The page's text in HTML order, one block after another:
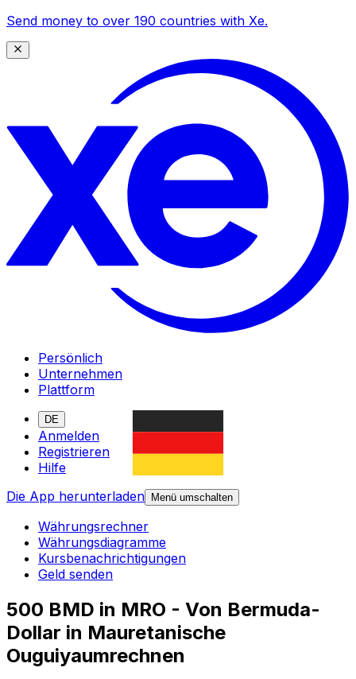
Send money to over 190 countries with Xe.
Persönlich
Unternehmen
Plattform
DE
Anmelden
Registrieren
Hilfe
Die App herunterladen
Menü umschalten
Währungsrechner
Währungsdiagramme
Kursbenachrichtigungen
Geld senden
500 BMD in MRO - Von Bermuda-
Dollar in Mauretanische
Ouguiyaumrechnen